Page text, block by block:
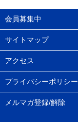
会員募集中
サイトマップ
アクセス
プライバシーポリシー
メルマガ登録/解除